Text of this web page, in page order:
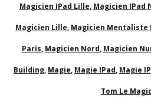
Magicien IPad Lille, Magicien IPad
Magicien Lille, Magicien Mentaliste
Paris, Magicien Nord, Magicien
Building, Magie, Magie IPad, Magie
Tom Le